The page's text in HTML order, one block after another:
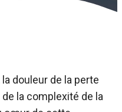
douleur de la perte
la complexité de la